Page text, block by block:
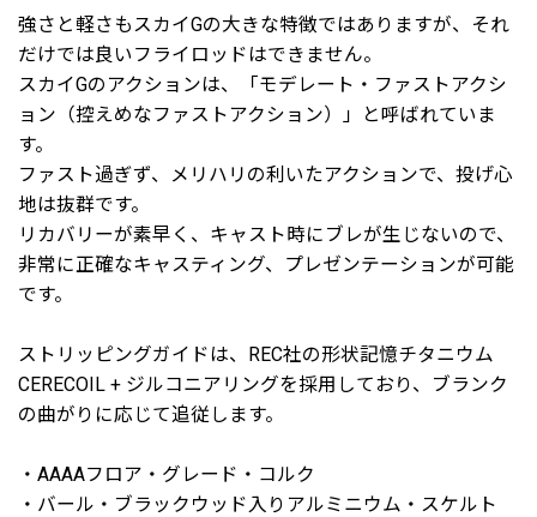
強さと軽さもスカイGの大きな特徴ではありますが、それ
だけでは良いフライロッドはできません。
スカイGのアクションは、「モデレート・ファストアクシ
ョン（控えめなファストアクション）」と呼ばれていま
す。
ファスト過ぎず、メリハリの利いたアクションで、投げ心
地は抜群です。
リカバリーが素早く、キャスト時にブレが生じないので、
非常に正確なキャスティング、プレゼンテーションが可能
です。
ストリッピングガイドは、REC社の形状記憶チタニウム
CERECOIL + ジルコニアリングを採用しており、ブランク
の曲がりに応じて追従します。
・AAAAフロア・グレード・コルク
・バール・ブラックウッド入りアルミニウム・スケルト